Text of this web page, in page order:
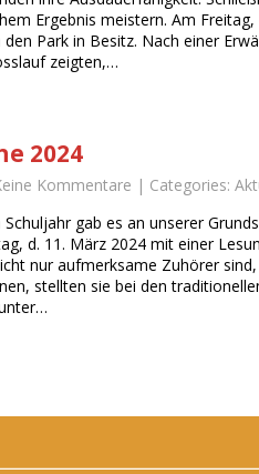
Ergebnis meistern. Am
den Park in Besitz. Nach einer
zeigten,…
2024
Kommentare | Categories:
gab es an unserer
d. 11. März 2024 mit einer
nur aufmerksame Zuhörer
stellten sie bei den